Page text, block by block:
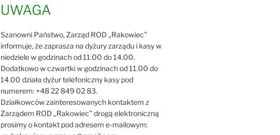
UWAGA
Szanowni Państwo, Zarząd ROD „Rakowiec”
informuje, że zaprasza na dyżury zarządu i kasy w
niedziele w godzinach od 11.00 do 14.00.
Dodatkowo w czwartki w godzinach od 11.00 do
14.00 działa dyżur telefoniczny kasy pod
numerem: +48 22 849 02 83.
Działkowców zainteresowanych kontaktem z
Zarządem ROD „Rakowiec” drogą elektroniczną
prosimy o kontakt pod adresem e-mailowym: